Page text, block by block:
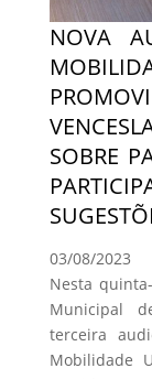
NOVA
SOBRE
03/08/2023
Nesta
Municipal
terceira
Mobilidade